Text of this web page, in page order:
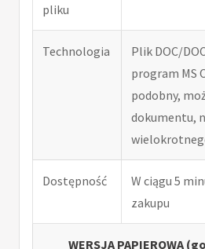
pliku
Technologia
Plik DOC/
program MS
podobny,
dokumentu,
Dostępność
W ciągu 5
zakupu
WERSJA PAPIEROWA